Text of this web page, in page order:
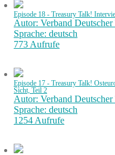
Episode 18 - Treasury Talk!
Autor: Verband Deutscher
Sprache: deutsch
773 Aufrufe
Episode 17 - Treasury Talk!
Sicht, Teil 2
Autor: Verband Deutscher
Sprache: deutsch
1254 Aufrufe